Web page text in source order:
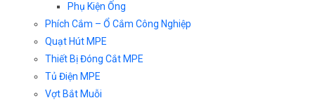
Phụ Kiện Ống
Phích Cắm – Ổ Cắm Công Nghiệp
Quạt Hút MPE
Thiết Bị Đóng Cắt MPE
Tủ Điện MPE
Vợt Bắt Muỗi